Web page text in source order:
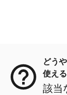
どう
使え
該当